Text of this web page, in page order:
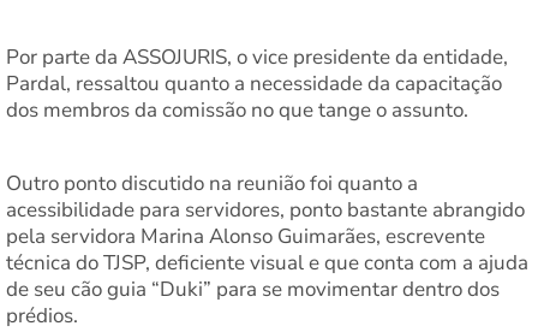
Por parte da ASSOJURIS, o vice presidente da entidade,
Pardal, ressaltou quanto a necessidade da capacitação
dos membros da comissão no que tange o assunto.
Outro ponto discutido na reunião foi quanto a
acessibilidade para servidores, ponto bastante abrangido
pela servidora Marina Alonso Guimarães, escrevente
técnica do TJSP, deficiente visual e que conta com a ajuda
de seu cão guia “Duki” para se movimentar dentro dos
prédios.